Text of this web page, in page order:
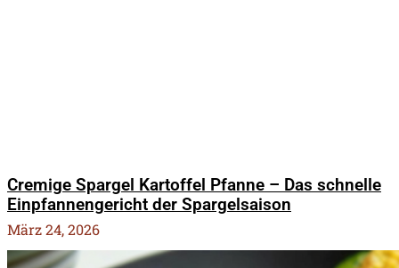
Cremige Spargel Kartoffel Pfanne – Das schnelle
Einpfannengericht der Spargelsaison
März 24, 2026